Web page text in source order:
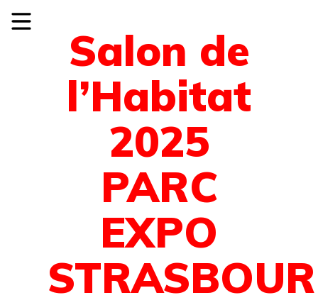
Salon de
l’Habitat
2025
PARC
EXPO